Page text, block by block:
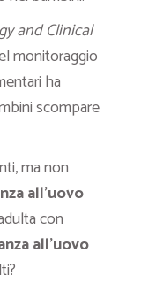
and Clinical
monitoraggio
ha
scompare
ma non
all’uovo
con
all’uovo